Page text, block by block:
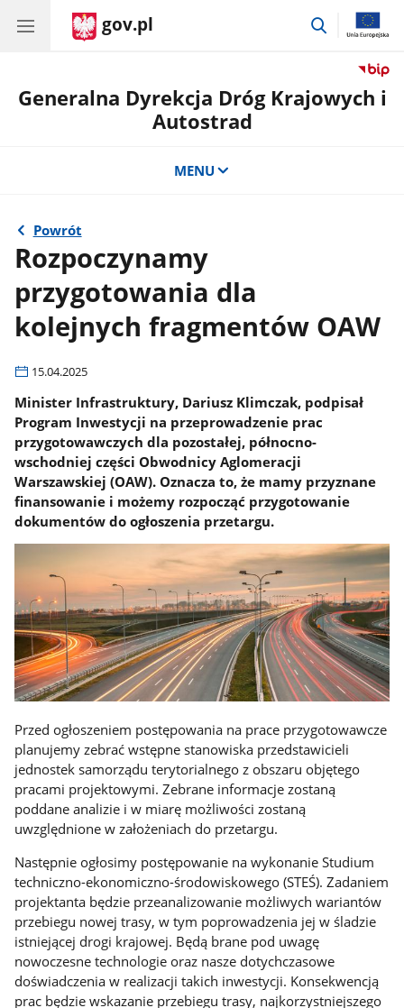
gov.pl
przejdź
Generalna Dyrekcja Dróg Krajowych i
Autostrad
MENU
Powrót
Rozpoczynamy
przygotowania dla
kolejnych fragmentów OAW
15.04.2025
Minister Infrastruktury, Dariusz Klimczak, podpisał
Program Inwestycji na przeprowadzenie prac
przygotowawczych dla pozostałej, północno-
wschodniej części Obwodnicy Aglomeracji
Warszawskiej (OAW). Oznacza to, że mamy przyznane
finansowanie i możemy rozpocząć przygotowanie
dokumentów do ogłoszenia przetargu.
Przed ogłoszeniem postępowania na prace przygotowawcze
planujemy zebrać wstępne stanowiska przedstawicieli
jednostek samorządu terytorialnego z obszaru objętego
pracami projektowymi. Zebrane informacje zostaną
poddane analizie i w miarę możliwości zostaną
uwzględnione w założeniach do przetargu.
Następnie ogłosimy postępowanie na wykonanie Studium
techniczno-ekonomiczno-środowiskowego (STEŚ). Zadaniem
projektanta będzie przeanalizowanie możliwych wariantów
przebiegu nowej trasy, w tym poprowadzenia jej w śladzie
istniejącej drogi krajowej. Będą brane pod uwagę
nowoczesne technologie oraz nasze dotychczasowe
doświadczenia w realizacji takich inwestycji. Konsekwencją
prac będzie wskazanie przebiegu trasy, najkorzystniejszego